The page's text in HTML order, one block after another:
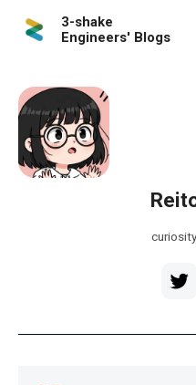
3-shake
Engineers' Blogs